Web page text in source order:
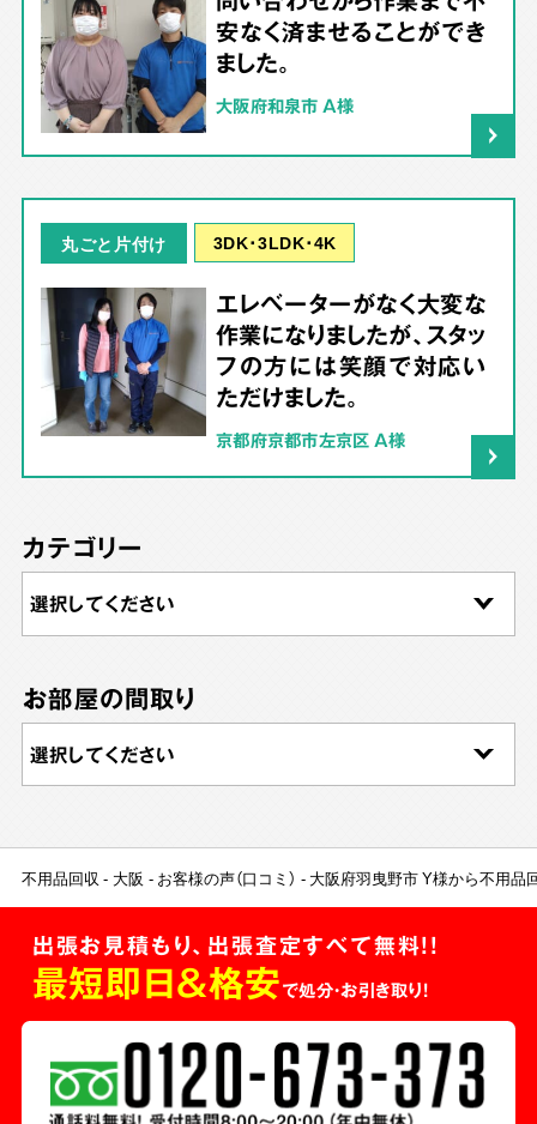
安なく済ませることができ
ました。
大阪府和泉市 A様
丸ごと片付け 3DK･3LDK･4K
エレベーターがなく大変な
作業になりましたが、スタッ
フの方には笑顔で対応い
ただけました。
京都府京都市左京区 A様
カテゴリー
お部屋の間取り
不用品回収 大阪 お客様の声（口コミ） 大阪府羽曳野市 Y様から不用品
出張お見積もり、出張査定すべて無料!!
最短即日＆格安で処分・お引き取り！